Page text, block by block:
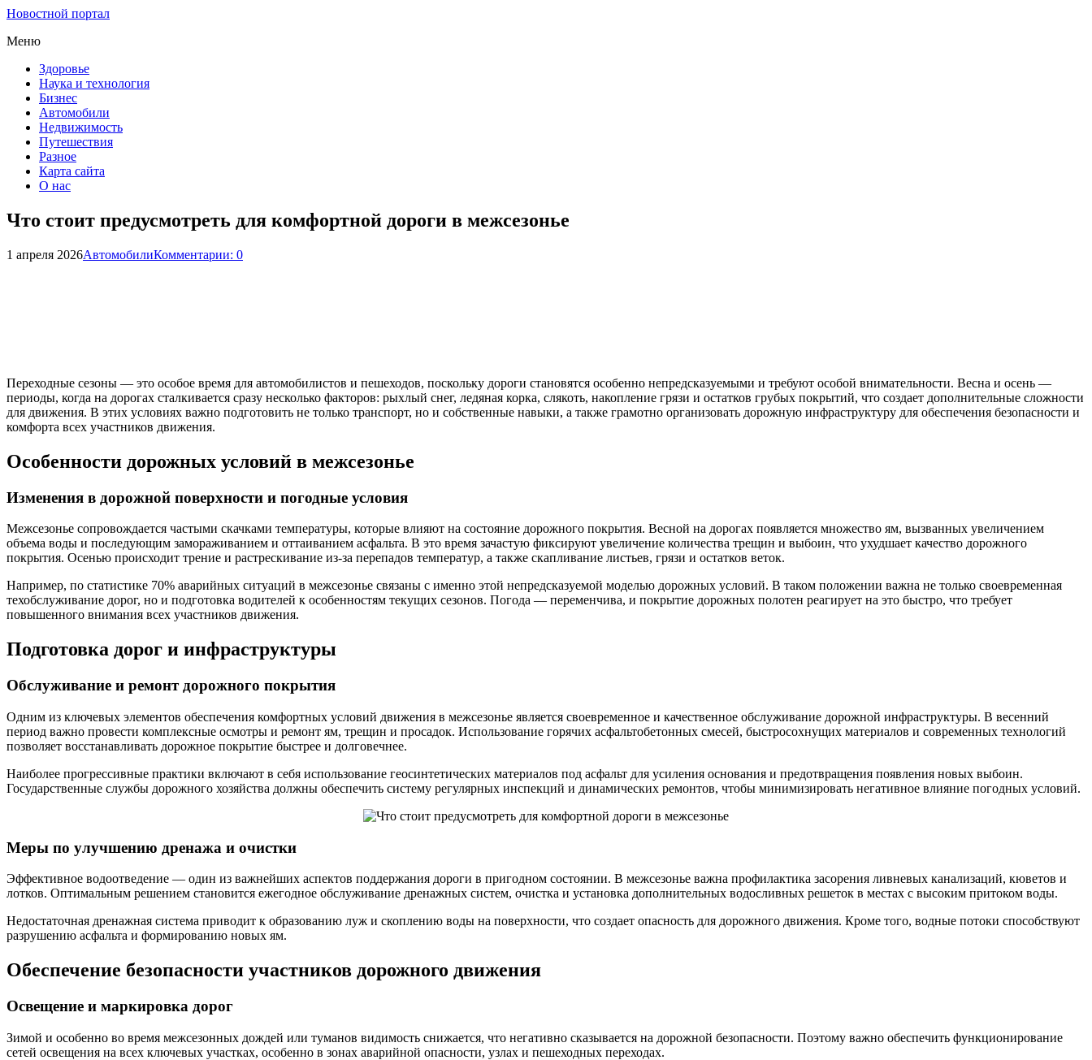
Новостной портал
Меню
Здоровье
Наука и технология
Бизнес
Автомобили
Недвижимость
Путешествия
Разное
Карта сайта
О нас
Что стоит предусмотреть для комфортной дороги в межсезонье
1 апреля 2026АвтомобилиКомментарии: 0
Переходные сезоны — это особое время для автомобилистов и пешеходов, поскольку дороги становятся особенно непредсказуемыми и требуют особой внимательности. Весна и осень —
периоды, когда на дорогах сталкивается сразу несколько факторов: рыхлый снег, ледяная корка, слякоть, накопление грязи и остатков грубых покрытий, что создает дополнительные сложности
для движения. В этих условиях важно подготовить не только транспорт, но и собственные навыки, а также грамотно организовать дорожную инфраструктуру для обеспечения безопасности и
комфорта всех участников движения.
Особенности дорожных условий в межсезонье
Изменения в дорожной поверхности и погодные условия
Межсезонье сопровождается частыми скачками температуры, которые влияют на состояние дорожного покрытия. Весной на дорогах появляется множество ям, вызванных увеличением
объема воды и последующим замораживанием и оттаиванием асфальта. В это время зачастую фиксируют увеличение количества трещин и выбоин, что ухудшает качество дорожного
покрытия. Осенью происходит трение и растрескивание из-за перепадов температур, а также скапливание листьев, грязи и остатков веток.
Например, по статистике 70% аварийных ситуаций в межсезонье связаны с именно этой непредсказуемой моделью дорожных условий. В таком положении важна не только своевременная
техобслуживание дорог, но и подготовка водителей к особенностям текущих сезонов. Погода — переменчива, и покрытие дорожных полотен реагирует на это быстро, что требует
повышенного внимания всех участников движения.
Подготовка дорог и инфраструктуры
Обслуживание и ремонт дорожного покрытия
Одним из ключевых элементов обеспечения комфортных условий движения в межсезонье является своевременное и качественное обслуживание дорожной инфраструктуры. В весенний
период важно провести комплексные осмотры и ремонт ям, трещин и просадок. Использование горячих асфальтобетонных смесей, быстросохнущих материалов и современных технологий
позволяет восстанавливать дорожное покрытие быстрее и долговечнее.
Наиболее прогрессивные практики включают в себя использование геосинтетических материалов под асфальт для усиления основания и предотвращения появления новых выбоин.
Государственные службы дорожного хозяйства должны обеспечить систему регулярных инспекций и динамических ремонтов, чтобы минимизировать негативное влияние погодных условий.
Меры по улучшению дренажа и очистки
Эффективное водоотведение — один из важнейших аспектов поддержания дороги в пригодном состоянии. В межсезонье важна профилактика засорения ливневых канализаций, кюветов и
лотков. Оптимальным решением становится ежегодное обслуживание дренажных систем, очистка и установка дополнительных водосливных решеток в местах с высоким притоком воды.
Недостаточная дренажная система приводит к образованию луж и скоплению воды на поверхности, что создает опасность для дорожного движения. Кроме того, водные потоки способствуют
разрушению асфальта и формированию новых ям.
Обеспечение безопасности участников дорожного движения
Освещение и маркировка дорог
Зимой и особенно во время межсезонных дождей или туманов видимость снижается, что негативно сказывается на дорожной безопасности. Поэтому важно обеспечить функционирование
сетей освещения на всех ключевых участках, особенно в зонах аварийной опасности, узлах и пешеходных переходах.